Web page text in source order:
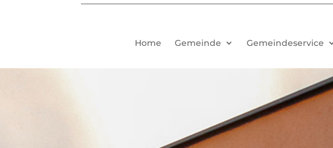
Home Gemeinde Gemeindeservice